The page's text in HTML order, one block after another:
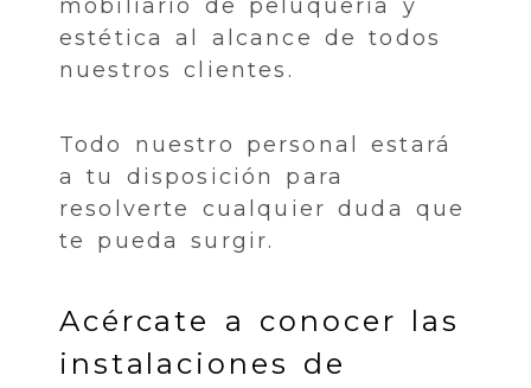
mobiliario de peluquería y
estética al alcance de todos
nuestros clientes.
Todo nuestro personal estará
a tu disposición para
resolverte cualquier duda que
te pueda surgir.
Acércate a conocer las
instalaciones de